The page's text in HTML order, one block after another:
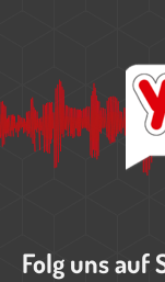
Folg uns auf